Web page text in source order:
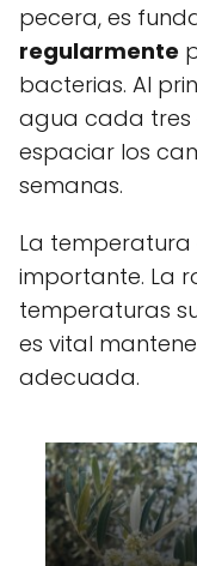
pecera, es
regularmente
bacterias. Al
agua cada tres
espaciar los
semanas.
La
importante. La
temperaturas
es vital
adecuada.